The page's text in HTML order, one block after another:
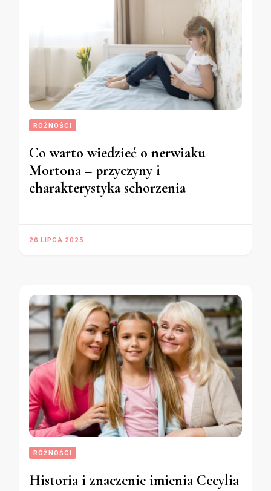
RÓŻNOŚCI
Co warto wiedzieć o nerwiaku
Mortona – przyczyny i
charakterystyka schorzenia
26 LIPCA 2025
RÓŻNOŚCI
Historia i znaczenie imienia Cecylia